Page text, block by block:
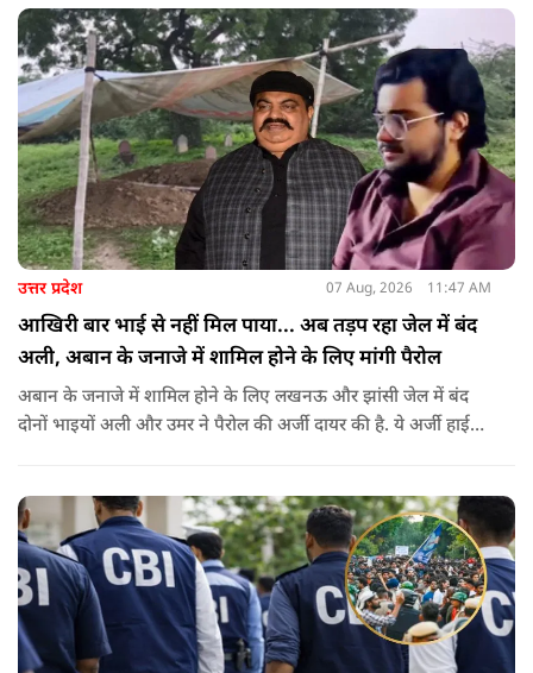
जनाधिकार महासभा के आह्वान पर आयोजित किया जा रहा है.
उत्तर प्रदेश 07 Aug, 2026 11:47 AM
आखिरी बार भाई से नहीं मिल पाया... अब तड़प रहा जेल में बंद
अली, अबान के जनाजे में शामिल होने के लिए मांगी पैरोल
अबान के जनाजे में शामिल होने के लिए लखनऊ और झांसी जेल में बंद
दोनों भाइयों अली और उमर ने पैरोल की अर्जी दायर की है. ये अर्जी हाई